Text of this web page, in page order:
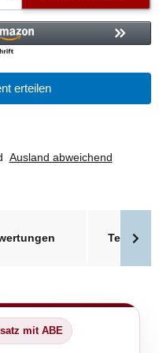
erteilen
Ausland abweichend
mit ABE